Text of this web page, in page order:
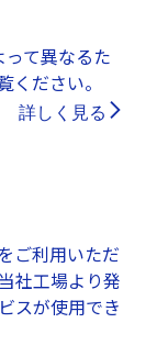
て異なるた
ください。
詳しく見る
ご利用いただ
社工場より発
スが使用でき